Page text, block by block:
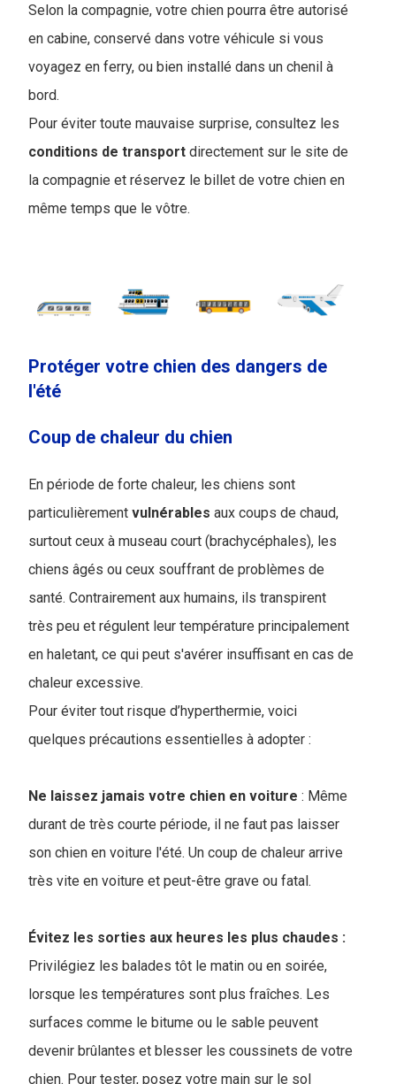
Selon la compagnie, votre chien pourra être autorisé
en cabine, conservé dans votre véhicule si vous
voyagez en ferry, ou bien installé dans un chenil à
bord.
Pour éviter toute mauvaise surprise, consultez les
conditions de transport directement sur le site de
la compagnie et réservez le billet de votre chien en
même temps que le vôtre.
Protéger votre chien des dangers de
l'été
Coup de chaleur du chien
En période de forte chaleur, les chiens sont
particulièrement vulnérables aux coups de chaud,
surtout ceux à museau court (brachycéphales), les
chiens âgés ou ceux souffrant de problèmes de
santé. Contrairement aux humains, ils transpirent
très peu et régulent leur température principalement
en haletant, ce qui peut s'avérer insuffisant en cas de
chaleur excessive.
Pour éviter tout risque d’hyperthermie, voici
quelques précautions essentielles à adopter :
Ne laissez jamais votre chien en voiture : Même
durant de très courte période, il ne faut pas laisser
son chien en voiture l'été. Un coup de chaleur arrive
très vite en voiture et peut-être grave ou fatal.
Évitez les sorties aux heures les plus chaudes :
Privilégiez les balades tôt le matin ou en soirée,
lorsque les températures sont plus fraîches. Les
surfaces comme le bitume ou le sable peuvent
devenir brûlantes et blesser les coussinets de votre
chien. Pour tester, posez votre main sur le sol